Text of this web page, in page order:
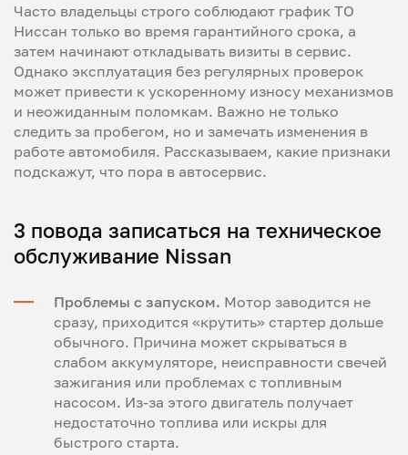
Часто владельцы строго соблюдают график ТО
Ниссан только во время гарантийного срока, а
затем начинают откладывать визиты в сервис.
Однако эксплуатация без регулярных проверок
может привести к ускоренному износу механизмов
и неожиданным поломкам. Важно не только
следить за пробегом, но и замечать изменения в
работе автомобиля. Рассказываем, какие признаки
подскажут, что пора в автосервис.
3 повода записаться на техническое
обслуживание Nissan
Проблемы с запуском. Мотор заводится не
сразу, приходится «крутить» стартер дольше
обычного. Причина может скрываться в
слабом аккумуляторе, неисправности свечей
зажигания или проблемах с топливным
насосом. Из-за этого двигатель получает
недостаточно топлива или искры для
быстрого старта.